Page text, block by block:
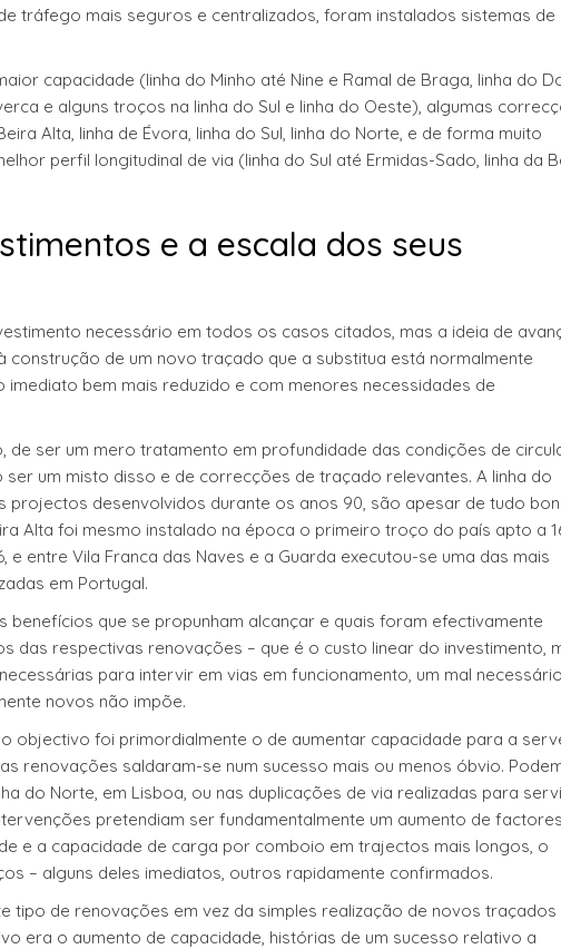
tráfego mais seguros e centralizados, foram instalados sistemas de
capacidade (linha do Minho até Nine e Ramal de Braga, linha do
e alguns troços na linha do Sul e linha do Oeste), algumas
Alta, linha de Évora, linha do Sul, linha do Norte, e de forma muito
perfil longitudinal de via (linha do Sul até Ermidas-Sado, linha da
e a escala dos seus
necessário em todos os casos citados, mas a ideia de
de um novo traçado que a substitua está normalmente
bem mais reduzido e com menores necessidades de
de ser um mero tratamento em profundidade das condições de
um misto disso e de correcções de traçado relevantes. A linha do
projectos desenvolvidos durante os anos 90, são apesar de tudo
Alta foi mesmo instalado na época o primeiro troço do país apto a
e entre Vila Franca das Naves e a Guarda executou-se uma das mais
em Portugal.
benefícios que se propunham alcançar e quais foram efectivamente
das respectivas renovações – que é o custo linear do investimento,
para intervir em vias em funcionamento, um mal necessário
novos não impõe.
objectivo foi primordialmente o de aumentar capacidade para a
renovações saldaram-se num sucesso mais ou menos óbvio.
do Norte, em Lisboa, ou nas duplicações de via realizadas para
pretendiam ser fundamentalmente um aumento de factores
e a capacidade de carga por comboio em trajectos mais longos, o
– alguns deles imediatos, outros rapidamente confirmados.
tipo de renovações em vez da simples realização de novos traçados
era o aumento de capacidade, histórias de um sucesso relativo a